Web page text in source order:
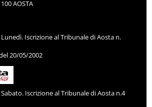
AOSTA
Iscrizione al Tribunale di Aosta n.
20/05/2002
Iscrizione al Tribunale di Aosta n.4